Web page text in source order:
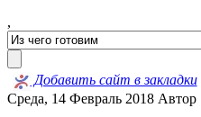
,
Добавить сайт в закладки
Среда, 14 Февраль 2018 Автор